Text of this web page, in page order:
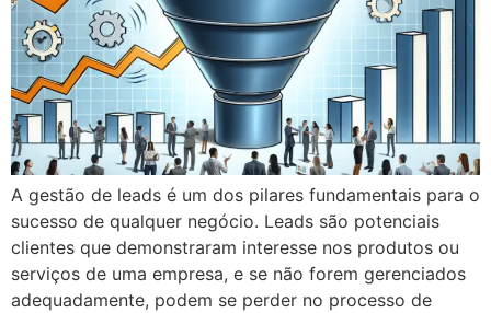
A gestão de leads é um dos pilares fundamentais para o
sucesso de qualquer negócio. Leads são potenciais
clientes que demonstraram interesse nos produtos ou
serviços de uma empresa, e se não forem gerenciados
adequadamente, podem se perder no processo de